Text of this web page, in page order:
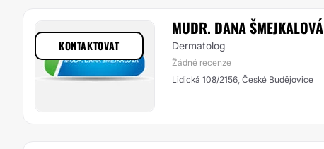
MUDR. DANA ŠMEJKALOVÁ
Dermatolog
Žádné recenze
Lidická 108/2156, České Budějovice
KONTAKTOVAT